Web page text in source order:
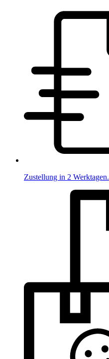
Zustellung in 2 Werktagen.